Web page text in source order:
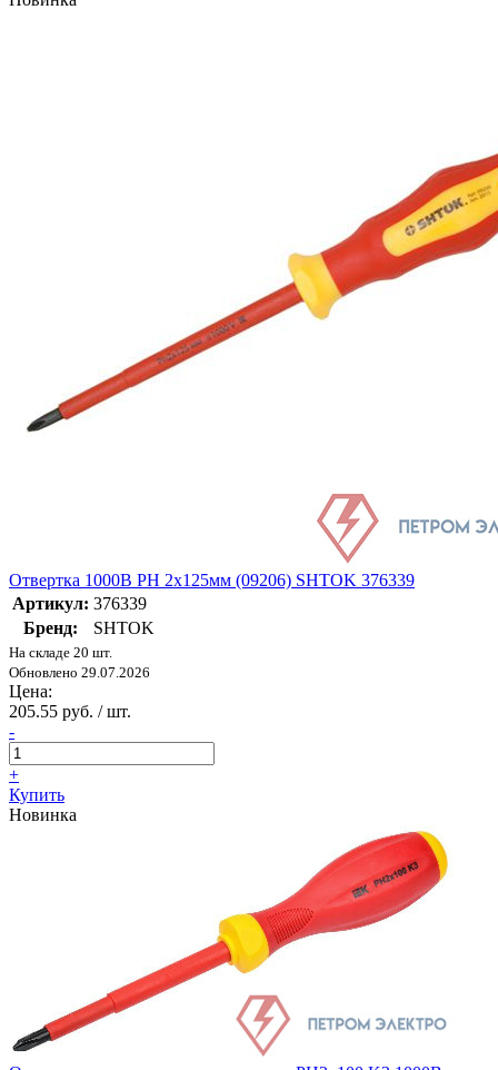
Отвертка 1000В РН 2х125мм (09206) SHTOK 376339
Артикул: 376339
Бренд:
SHTOK
На складе 20 шт.
Обновлено 29.07.2026
Цена:
205.55 руб. / шт.
-
+
Купить
Новинка